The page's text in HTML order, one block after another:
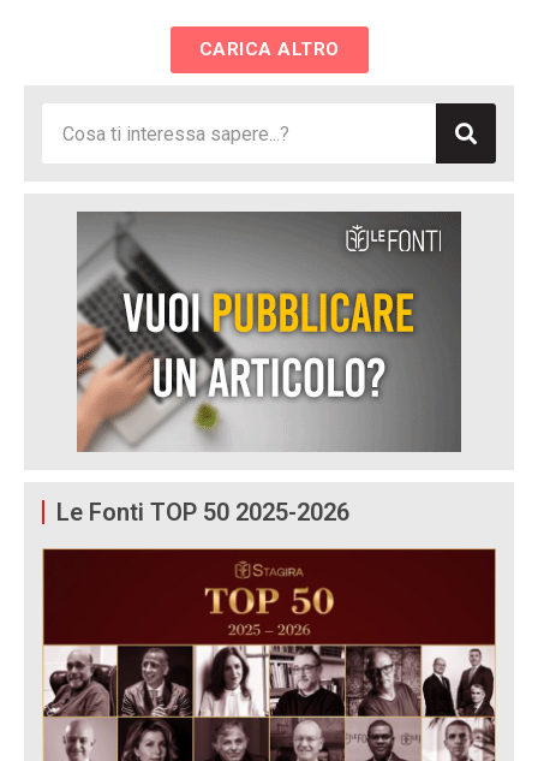
CARICA ALTRO
Le Fonti TOP 50 2025-2026